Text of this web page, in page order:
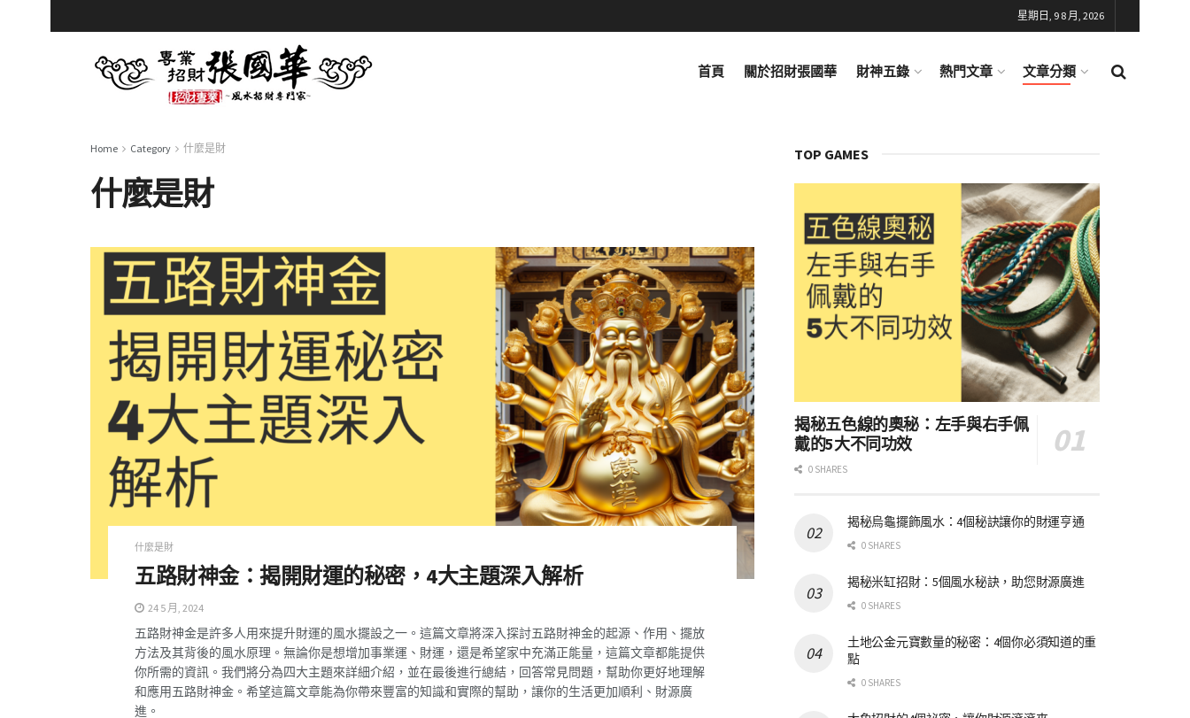
星期日, 9 8 月, 2026
首頁 關於招財張國華 財神五錄 熱門文章 文章分類
Home Category 什麼是財
什麼是財
什麼是財
五路財神金：揭開財運的秘密，4大主題深入解析
24 5 月, 2024
五路財神金是許多人用來提升財運的風水擺設之一。這篇文章將深入探討五路財神金的起源、作用、擺放
方法及其背後的風水原理。無論你是想增加事業運、財運，還是希望家中充滿正能量，這篇文章都能提供
你所需的資訊。我們將分為四大主題來詳細介紹，並在最後進行總結，回答常見問題，幫助你更好地理解
和應用五路財神金。希望這篇文章能為你帶來豐富的知識和實際的幫助，讓你的生活更加順利、財源廣
進。
TOP GAMES
揭秘五色線的奧秘：左手與右手佩
戴的5大不同功效
0 SHARES
揭秘烏龜擺飾風水：4個秘訣讓你的財運亨通
0 SHARES
揭秘米缸招財：5個風水秘訣，助您財源廣進
0 SHARES
土地公金元寶數量的秘密：4個你必須知道的重
點
0 SHARES